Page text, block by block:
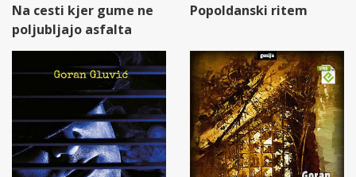
Na cesti kjer gume ne
poljubljajo asfalta
Popoldanski ritem